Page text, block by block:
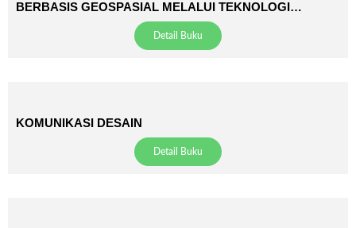
BERBASIS GEOSPASIAL MELALUI TEKNOLOGI
QRCODE UNTUK TRANSPARANSI, EFISIENSI, DAN
OPTIMALISASI PAD DALAM MENDUKUNG SMART CITY
Detail Buku
KOMUNIKASI DESAIN
Detail Buku